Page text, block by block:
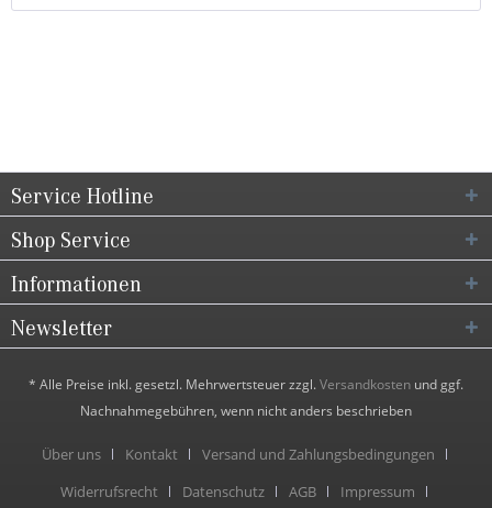
Service Hotline
Shop Service
Informationen
Newsletter
* Alle Preise inkl. gesetzl. Mehrwertsteuer zzgl.Versandkosten und ggf.
Nachnahmegebühren, wenn nicht anders beschrieben
Über uns Kontakt
Versand und Zahlungsbedingungen
Widerrufsrecht
Datenschutz AGB Impressum